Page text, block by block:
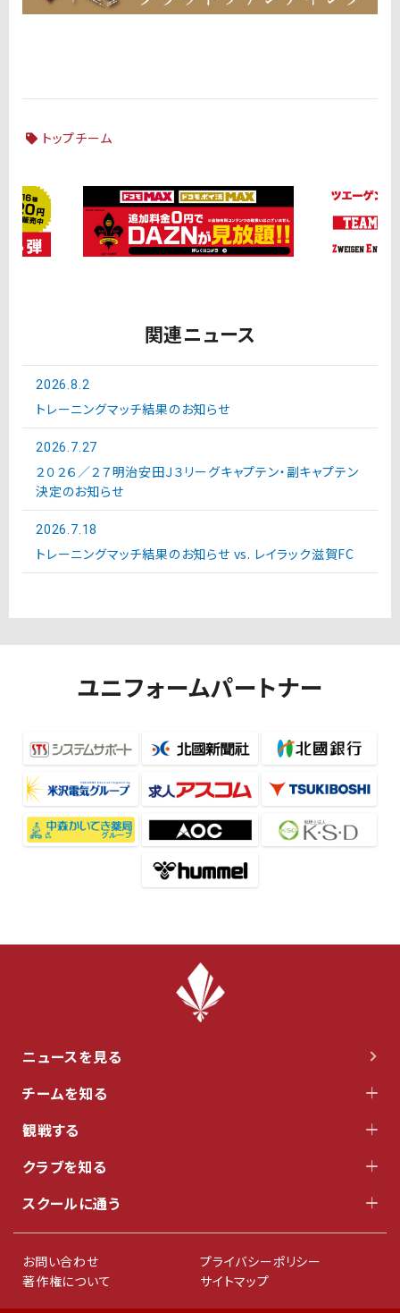
トップチーム
関連ニュース
2026.8.2
トレーニングマッチ結果のお知らせ
2026.7.27
２０２６／２７明治安田Ｊ３リーグキャプテン・副キャプテン
決定のお知らせ
2026.7.18
トレーニングマッチ結果のお知らせ vs. レイラック滋賀FC
ユニフォームパートナー
ニュースを見る
チームを知る
観戦する
クラブを知る
スクールに通う
お問い合わせ
プライバシーポリシー
著作権について
サイトマップ